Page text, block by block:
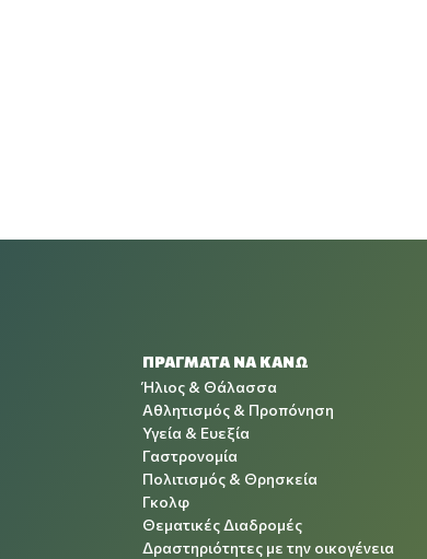
ΠΡΑΓΜΑΤΑ ΝΑ ΚΑΝΩ
Ήλιος & Θάλασσα
Αθλητισμός & Προπόνηση
Υγεία & Ευεξία
Γαστρονομία
Πολιτισμός & Θρησκεία
Γκολφ
Θεματικές Διαδρομές
Δραστηριότητες με την οικογένεια